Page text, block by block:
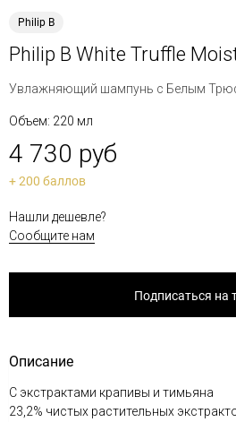
Philip B
Philip B White Truffle
Увлажняющий шампунь с Белым
Объем: 220 мл
4 730 руб
+ 200 баллов
Нашли дешевле?
Сообщите нам
Подписаться на
Описание
С экстрактами крапивы и тимьяна
23,2% чистых растительных